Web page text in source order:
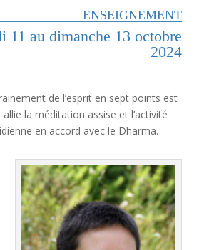
ENSEIGNEMENT
11 au dimanche 13 octobre
2024
de l’esprit en sept points est
la méditation assise et l’activité
en accord avec le Dharma.